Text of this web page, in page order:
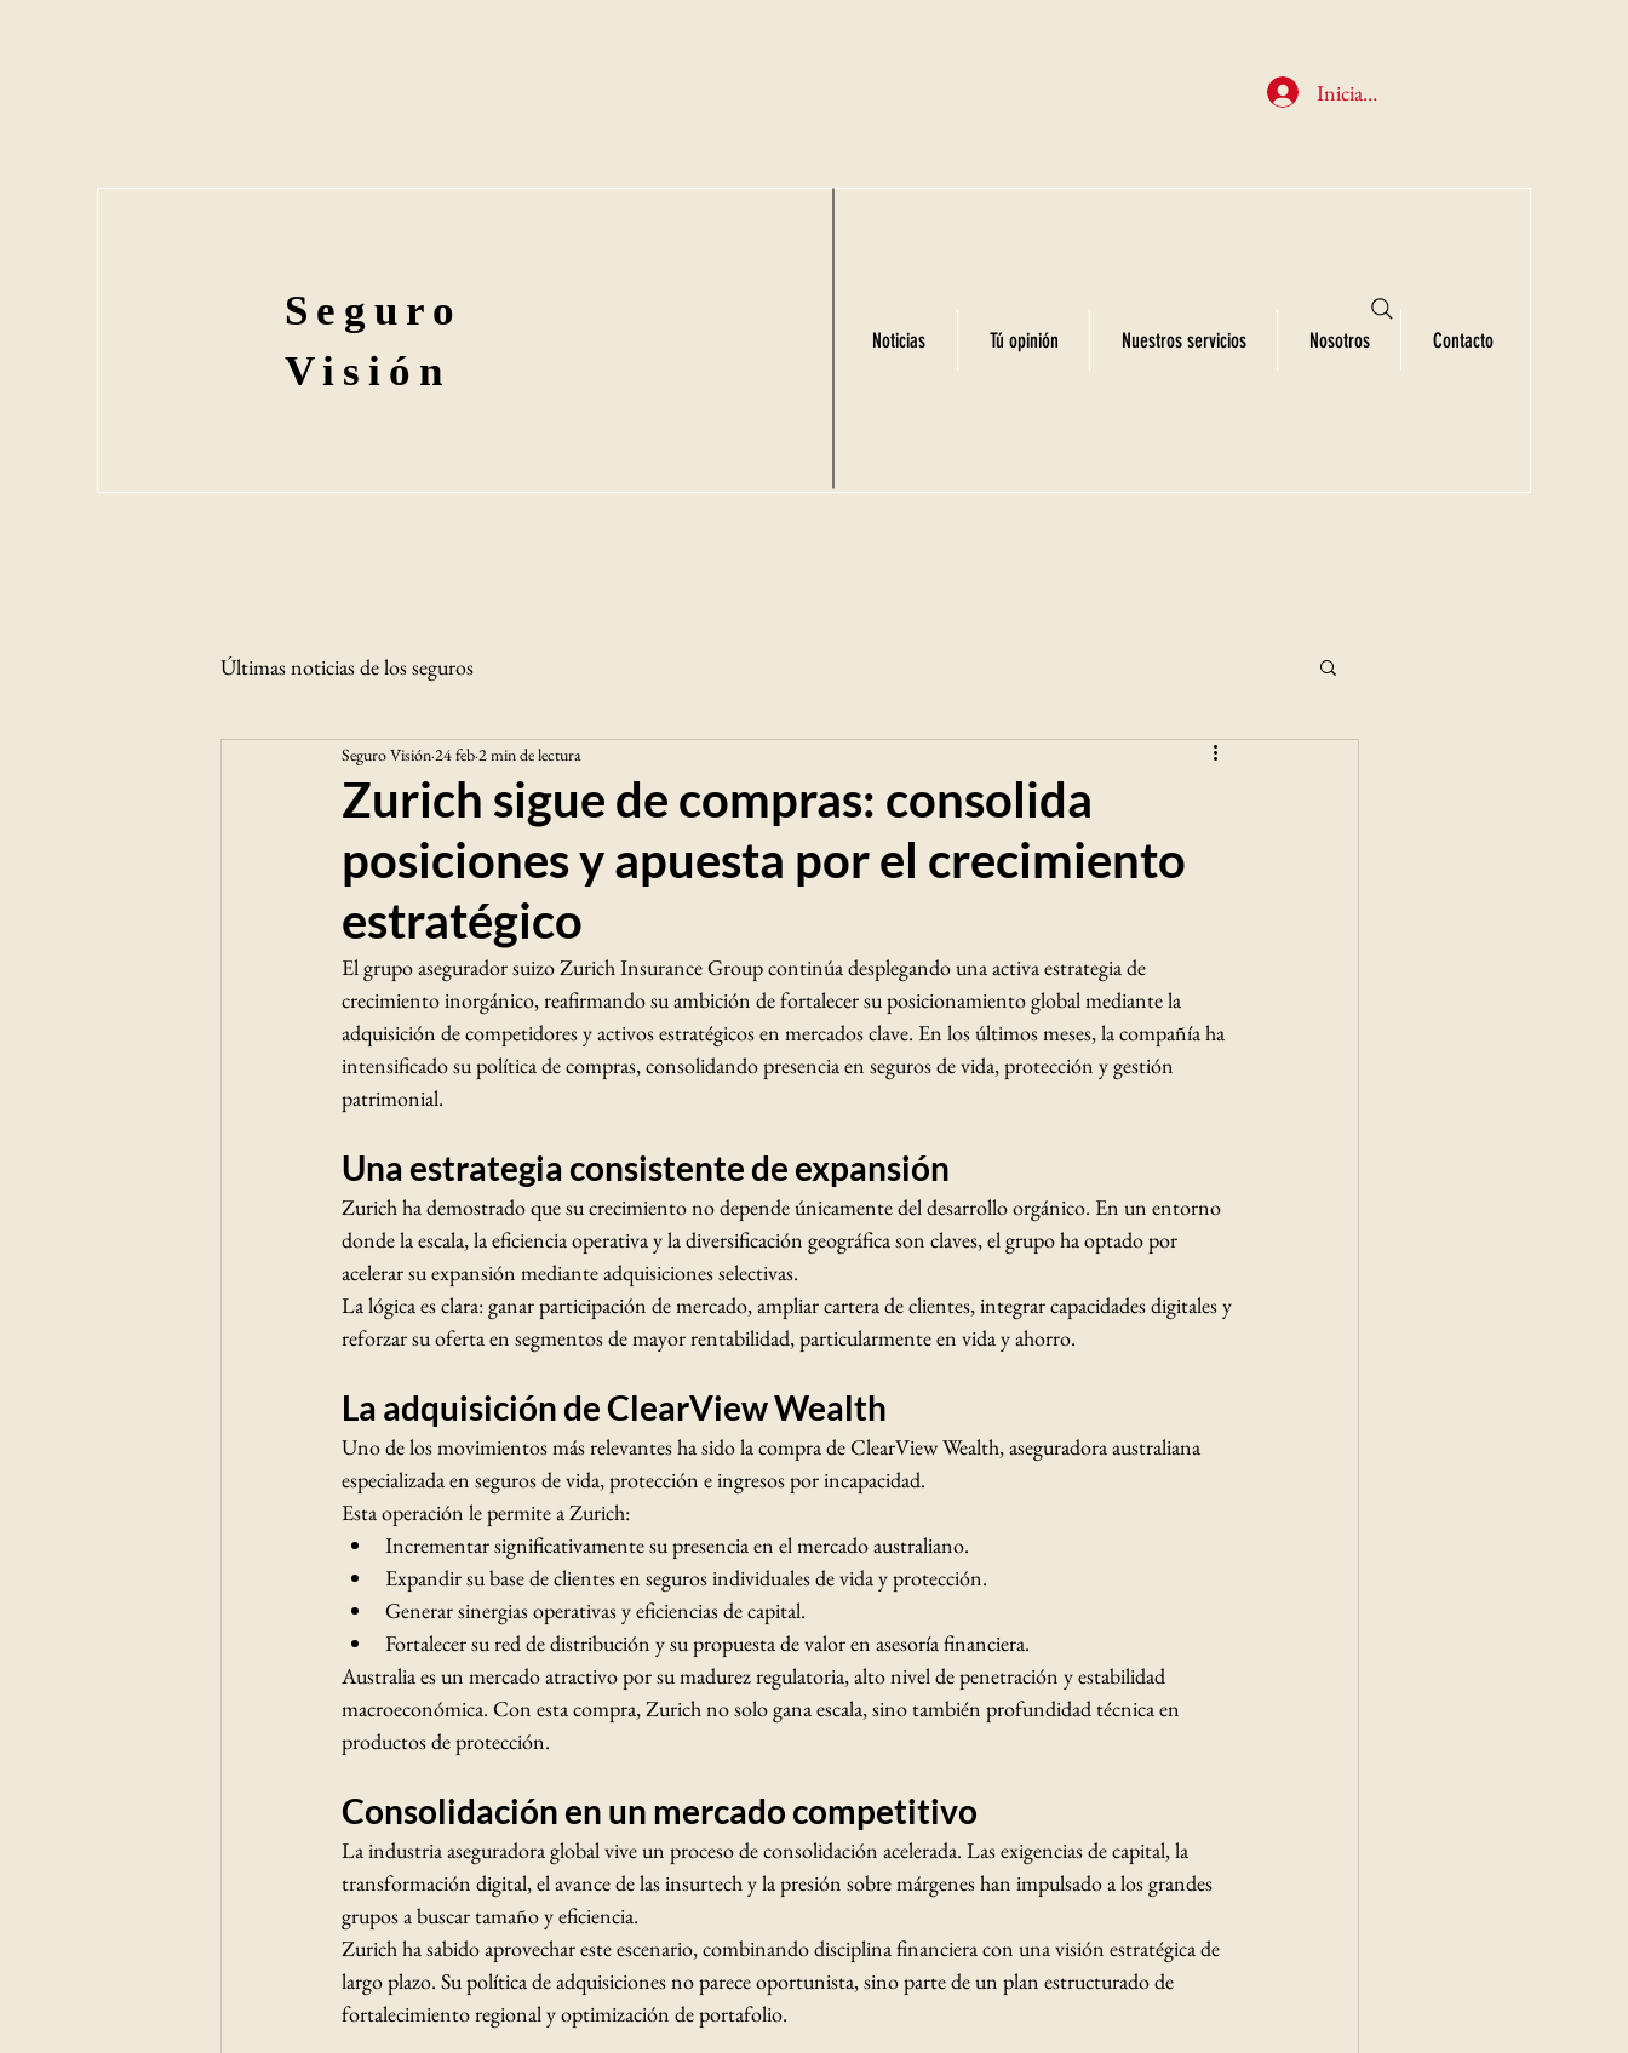
Iniciar sesión
Seguro
Visión
Noticias Tú opinión Nuestros servicios Nosotros Contacto
Últimas noticias de los seguros
Zurich sigue de compras: consolida
posiciones y apuesta por el crecimiento
estratégico
Seguro Visión 24 feb 2 min de lectura
El grupo asegurador suizo Zurich Insurance Group continúa desplegando una activa estrategia de
crecimiento inorgánico, reafirmando su ambición de fortalecer su posicionamiento global mediante la
adquisición de competidores y activos estratégicos en mercados clave. En los últimos meses, la compañía ha
intensificado su política de compras, consolidando presencia en seguros de vida, protección y gestión
patrimonial.
Una estrategia consistente de expansión
Zurich ha demostrado que su crecimiento no depende únicamente del desarrollo orgánico. En un entorno
donde la escala, la eficiencia operativa y la diversificación geográfica son claves, el grupo ha optado por
acelerar su expansión mediante adquisiciones selectivas.
La lógica es clara: ganar participación de mercado, ampliar cartera de clientes, integrar capacidades digitales y
reforzar su oferta en segmentos de mayor rentabilidad, particularmente en vida y ahorro.
La adquisición de ClearView Wealth
Uno de los movimientos más relevantes ha sido la compra de ClearView Wealth, aseguradora australiana
especializada en seguros de vida, protección e ingresos por incapacidad.
Esta operación le permite a Zurich:
Incrementar significativamente su presencia en el mercado australiano.
Expandir su base de clientes en seguros individuales de vida y protección.
Generar sinergias operativas y eficiencias de capital.
Fortalecer su red de distribución y su propuesta de valor en asesoría financiera.
Australia es un mercado atractivo por su madurez regulatoria, alto nivel de penetración y estabilidad
macroeconómica. Con esta compra, Zurich no solo gana escala, sino también profundidad técnica en
productos de protección.
Consolidación en un mercado competitivo
La industria aseguradora global vive un proceso de consolidación acelerada. Las exigencias de capital, la
transformación digital, el avance de las insurtech y la presión sobre márgenes han impulsado a los grandes
grupos a buscar tamaño y eficiencia.
Zurich ha sabido aprovechar este escenario, combinando disciplina financiera con una visión estratégica de
largo plazo. Su política de adquisiciones no parece oportunista, sino parte de un plan estructurado de
fortalecimiento regional y optimización de portafolio.